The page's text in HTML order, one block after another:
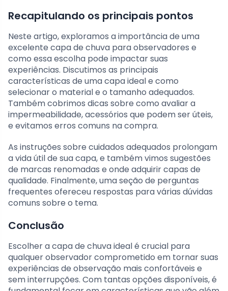
Recapitulando os principais pontos
Neste artigo, exploramos a importância de uma
excelente capa de chuva para observadores e
como essa escolha pode impactar suas
experiências. Discutimos as principais
características de uma capa ideal e como
selecionar o material e o tamanho adequados.
Também cobrimos dicas sobre como avaliar a
impermeabilidade, acessórios que podem ser úteis,
e evitamos erros comuns na compra.
As instruções sobre cuidados adequados prolongam
a vida útil de sua capa, e também vimos sugestões
de marcas renomadas e onde adquirir capas de
qualidade. Finalmente, uma seção de perguntas
frequentes ofereceu respostas para várias dúvidas
comuns sobre o tema.
Conclusão
Escolher a capa de chuva ideal é crucial para
qualquer observador comprometido em tornar suas
experiências de observação mais confortáveis e
sem interrupções. Com tantas opções disponíveis, é